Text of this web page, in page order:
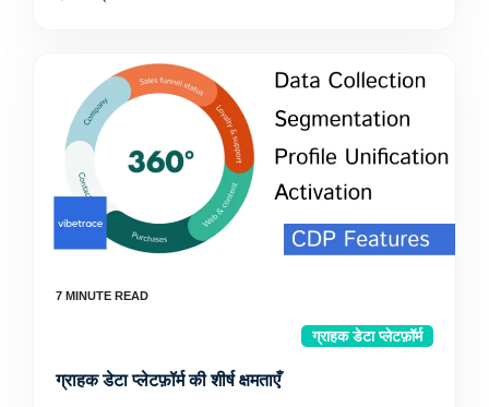
ग्राहक डेटा प्लेटफ़ॉर्म
ग्राहक डेटा प्लेटफ़ॉर्म की शीर्ष क्षमताएँ